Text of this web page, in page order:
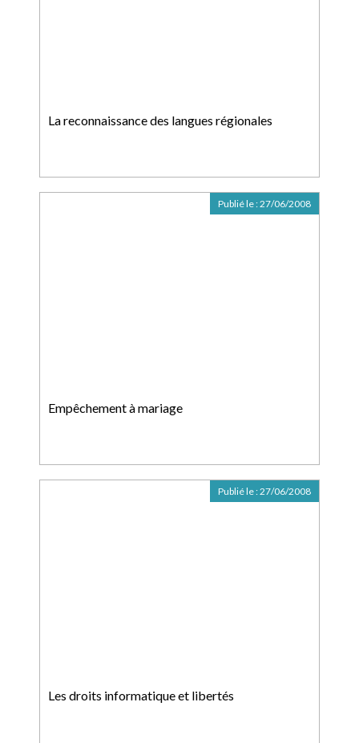
La reconnaissance des langues régionales
Empêchement à mariage
Publié le :27/06/2008
Les droits informatique et libertés
Publié le :27/06/2008